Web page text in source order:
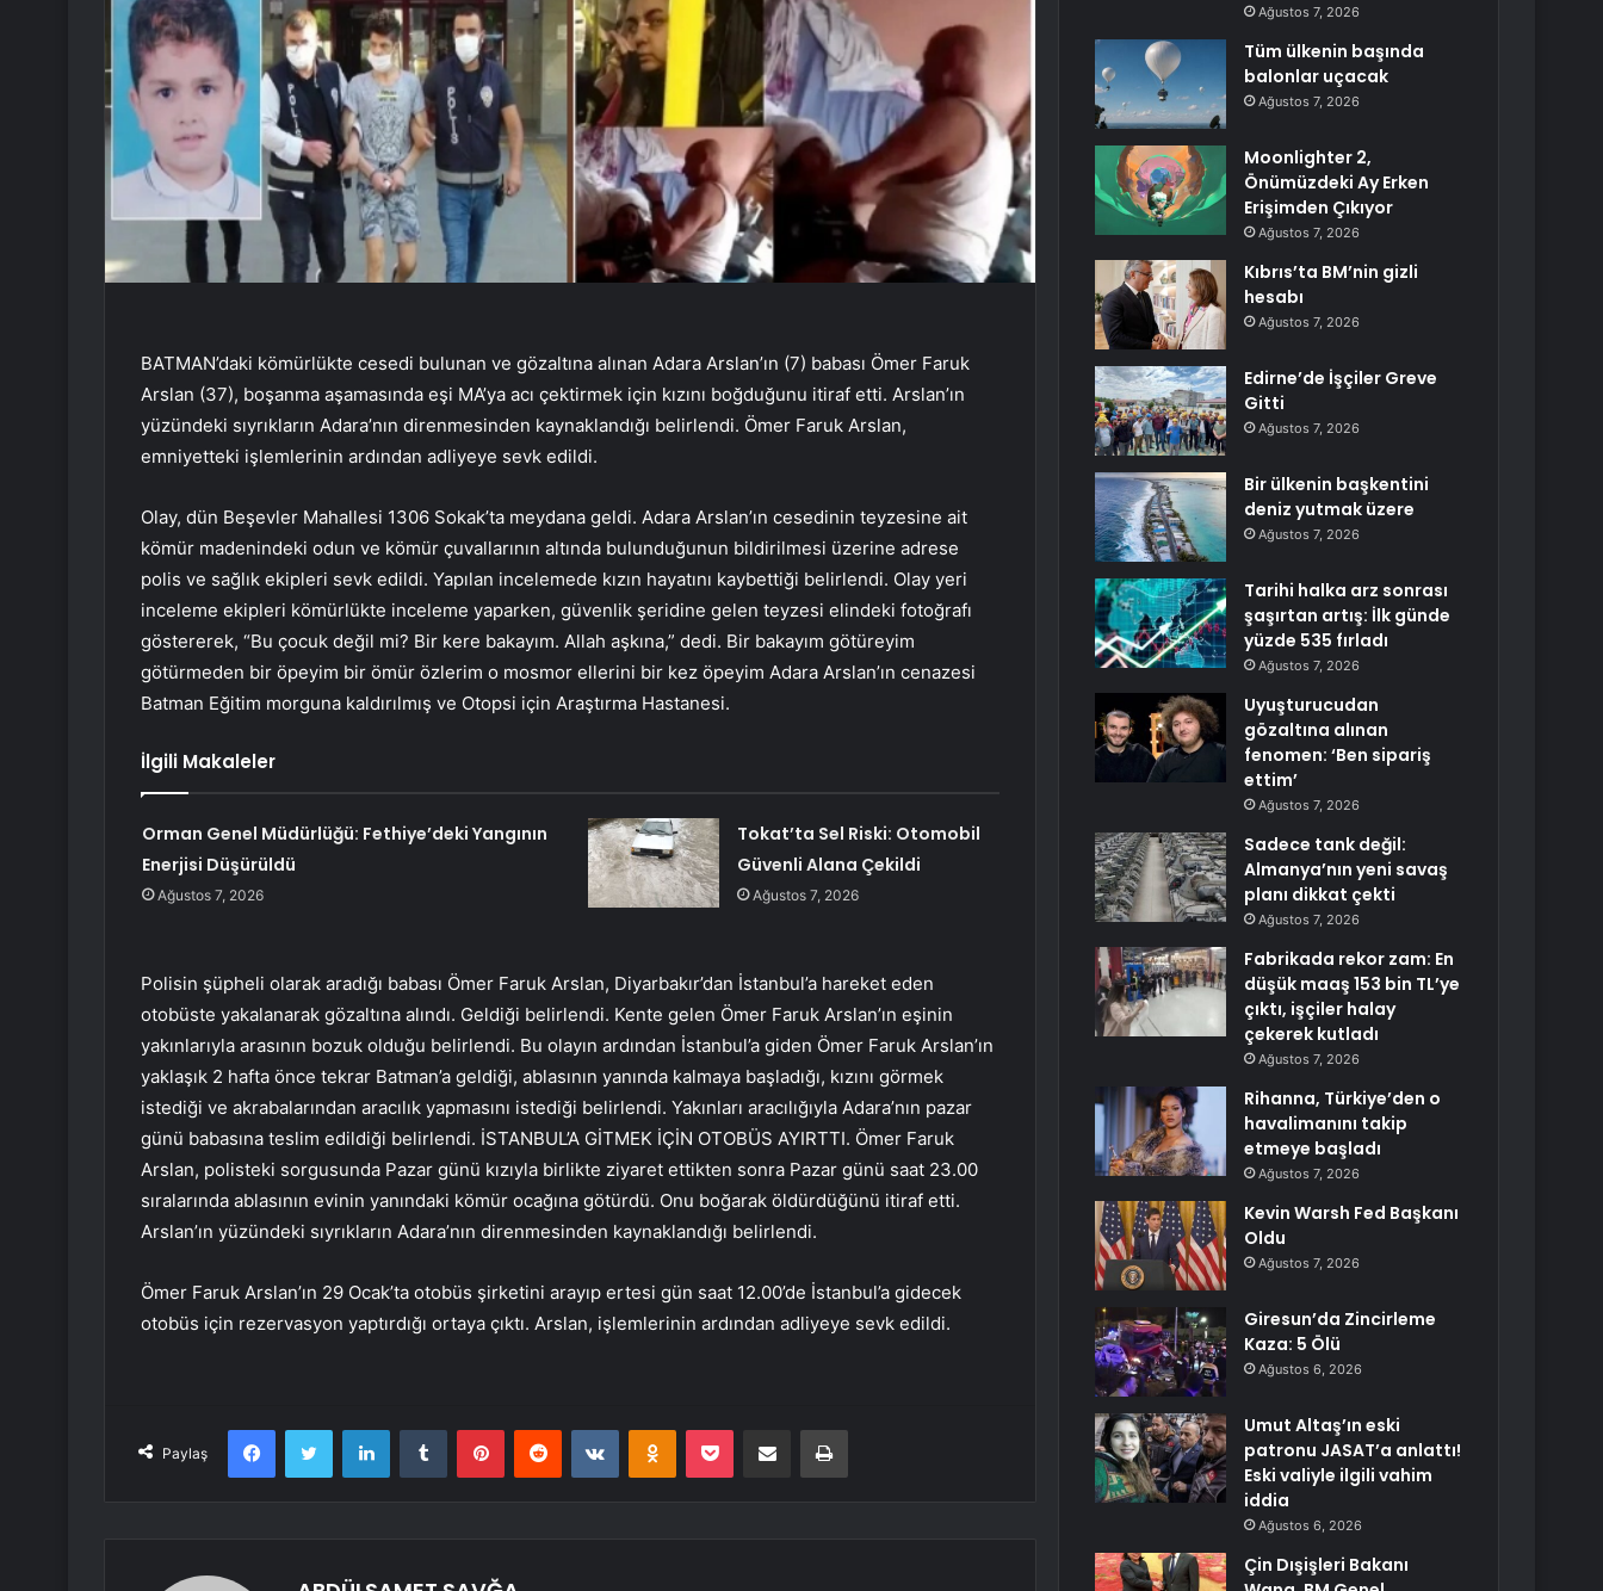
BATMAN’daki kömürlükte cesedi bulunan ve gözaltına alınan Adara Arslan’ın (7) babası Ömer Faruk
Arslan (37), boşanma aşamasında eşi MA’ya acı çektirmek için kızını boğduğunu itiraf etti. Arslan’ın
yüzündeki sıyrıkların Adara’nın direnmesinden kaynaklandığı belirlendi. Ömer Faruk Arslan,
emniyetteki işlemlerinin ardından adliyeye sevk edildi.
Olay, dün Beşevler Mahallesi 1306 Sokak’ta meydana geldi. Adara Arslan’ın cesedinin teyzesine ait
kömür madenindeki odun ve kömür çuvallarının altında bulunduğunun bildirilmesi üzerine adrese
polis ve sağlık ekipleri sevk edildi. Yapılan incelemede kızın hayatını kaybettiği belirlendi. Olay yeri
inceleme ekipleri kömürlükte inceleme yaparken, güvenlik şeridine gelen teyzesi elindeki fotoğrafı
göstererek, “Bu çocuk değil mi? Bir kere bakayım. Allah aşkına,” dedi. Bir bakayım götüreyim
götürmeden bir öpeyim bir ömür özlerim o mosmor ellerini bir kez öpeyim Adara Arslan’ın cenazesi
Batman Eğitim morguna kaldırılmış ve Otopsi için Araştırma Hastanesi.
İlgili Makaleler
Orman Genel Müdürlüğü: Fethiye’deki Yangının
Enerjisi Düşürüldü
Ağustos 7, 2026
Tokat’ta Sel Riski: Otomobil
Güvenli Alana Çekildi
Ağustos 7, 2026
Polisin şüpheli olarak aradığı babası Ömer Faruk Arslan, Diyarbakır’dan İstanbul’a hareket eden
otobüste yakalanarak gözaltına alındı. Geldiği belirlendi. Kente gelen Ömer Faruk Arslan’ın eşinin
yakınlarıyla arasının bozuk olduğu belirlendi. Bu olayın ardından İstanbul’a giden Ömer Faruk Arslan’ın
yaklaşık 2 hafta önce tekrar Batman’a geldiği, ablasının yanında kalmaya başladığı, kızını görmek
istediği ve akrabalarından aracılık yapmasını istediği belirlendi. Yakınları aracılığıyla Adara’nın pazar
günü babasına teslim edildiği belirlendi. İSTANBUL’A GİTMEK İÇİN OTOBÜS AYIRTTI. Ömer Faruk
Arslan, polisteki sorgusunda Pazar günü kızıyla birlikte ziyaret ettikten sonra Pazar günü saat 23.00
sıralarında ablasının evinin yanındaki kömür ocağına götürdü. Onu boğarak öldürdüğünü itiraf etti.
Arslan’ın yüzündeki sıyrıkların Adara’nın direnmesinden kaynaklandığı belirlendi.
Ömer Faruk Arslan’ın 29 Ocak’ta otobüs şirketini arayıp ertesi gün saat 12.00’de İstanbul’a gidecek
otobüs için rezervasyon yaptırdığı ortaya çıktı. Arslan, işlemlerinin ardından adliyeye sevk edildi.
Paylaş
FacebookTwitter LinkedInTumblr PinterestReddit VKontakteOdnoklassniki
Pocket E-Posta ile paylaş Yazdır
Ağustos 7, 2026
Tüm ülkenin başında
balonlar uçacak
Ağustos 7, 2026
Moonlighter 2,
Önümüzdeki Ay Erken
Erişimden Çıkıyor
Ağustos 7, 2026
Kıbrıs’ta BM’nin gizli
hesabı
Ağustos 7, 2026
Edirne’de İşçiler Greve
Gitti
Ağustos 7, 2026
Bir ülkenin başkentini
deniz yutmak üzere
Ağustos 7, 2026
Tarihi halka arz sonrası
şaşırtan artış: İlk günde
yüzde 535 fırladı
Ağustos 7, 2026
Uyuşturucudan
gözaltına alınan
fenomen: ‘Ben sipariş
ettim’
Ağustos 7, 2026
Sadece tank değil:
Almanya’nın yeni savaş
planı dikkat çekti
Ağustos 7, 2026
Fabrikada rekor zam: En
düşük maaş 153 bin TL’ye
çıktı, işçiler halay
çekerek kutladı
Ağustos 7, 2026
Rihanna, Türkiye’den o
havalimanını takip
etmeye başladı
Ağustos 7, 2026
Kevin Warsh Fed Başkanı
Oldu
Ağustos 7, 2026
Giresun’da Zincirleme
Kaza: 5 Ölü
Ağustos 6, 2026
Umut Altaş’ın eski
patronu JASAT’a anlattı!
Eski valiyle ilgili vahim
iddia
Ağustos 6, 2026
Çin Dışişleri Bakanı